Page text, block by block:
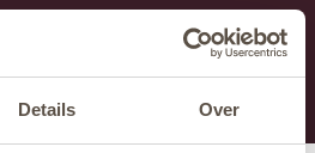
Details Over
under maintenance.
you can call us at +31
at info@furns.com